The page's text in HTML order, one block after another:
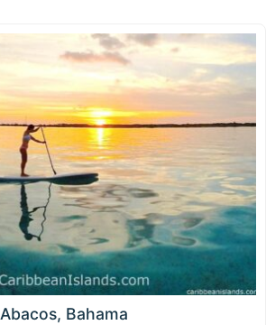
Abacos, Bahama